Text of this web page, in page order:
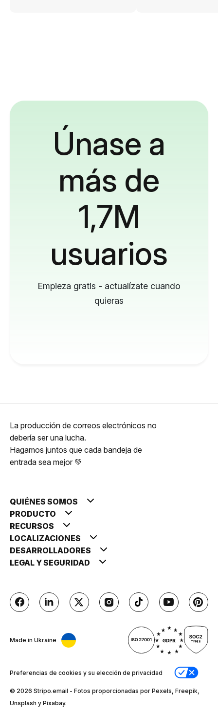
Únase a
más de
1,7M
usuarios
Empieza gratis - actualízate cuando
quieras
La producción de correos electrónicos no
debería ser una lucha.
Hagamos juntos que cada bandeja de
entrada sea mejor 💚
QUIÉNES SOMOS
PRODUCTO
RECURSOS
LOCALIZACIONES
DESARROLLADORES
LEGAL Y SEGURIDAD
Made in Ukraine
Preferencias de cookies y su elección de privacidad
© 2026 Stripо.email - Fotos proporcionadas por Pexels, Freepik,
Unsplash y Pixabay.